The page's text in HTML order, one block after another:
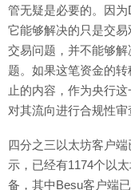
管无疑是必要的。因为
它能够解决的只是交
交易问题，并不能够
题。如果这笔资金的
止的内容，作为央行
对其流向进行合规性审
四分之三以太坊客户
示，已经有1174个以
备，其中Besu客户端